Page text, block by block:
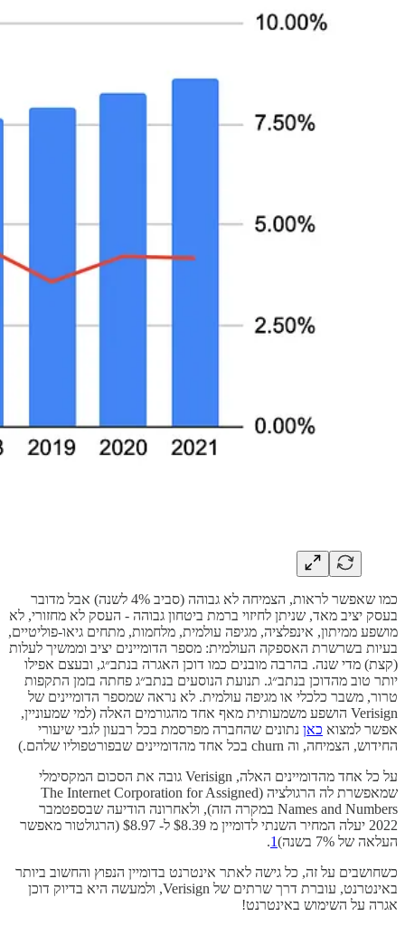
כמו שאפשר לראות, הצמיחה לא גבוהה (סביב 4% לשנה) אבל מדובר
בעסק יציב מאד, שניתן לחיזוי ברמת ביטחון גבוהה - העסק לא מחזורי, לא
מושפע ממיתון, אינפלציה, מגיפה עולמית, מלחמות, מתחים גיאו-פוליטיים,
בעיות בשרשרת האספקה העולמית: מספר הדומיינים יציב וממשיך לעלות
(קצת) מדי שנה. בהרבה מובנים כמו דוכן האגרה בנתב״ג, ובעצם אפילו
יותר טוב מהדוכן בנתב״ג. תנועת הנוסעים בנתב״ג פחתה בזמן התקפות
טרור, משבר כלכלי או מגיפה עולמית. לא נראה שמספר הדומיינים של
Verisign הושפע משמעותית מאף אחד מהגורמים האלה (למי שמעוניין,
אפשר למצוא כאן נתונים שהחברה מפרסמת בכל רבעון לגבי שיעורי
החידוש, הצמיחה, וה churn בכל אחד מהדומיינים שבפורטפוליו שלהם.)
על כל אחד מהדומיינים האלה, Verisign גובה את הסכום המקסימלי
שמאפשרת לה הרגולציה (The Internet Corporation for Assigned
Names and Numbers במקרה הזה), ולאחרונה הודיעה שבספטמבר
2022 יעלה המחיר השנתי לדומיין מ $8.39 ל- $8.97 (הרגולטור מאפשר
העלאה של 7% בשנה)
1
.
כשחושבים על זה, כל גישה לאתר אינטרנט בדומיין הנפוץ והחשוב ביותר
באינטרנט, עוברת דרך שרתים של Verisign, ולמעשה היא בדיוק דוכן
אגרה על השימוש באינטרנט!